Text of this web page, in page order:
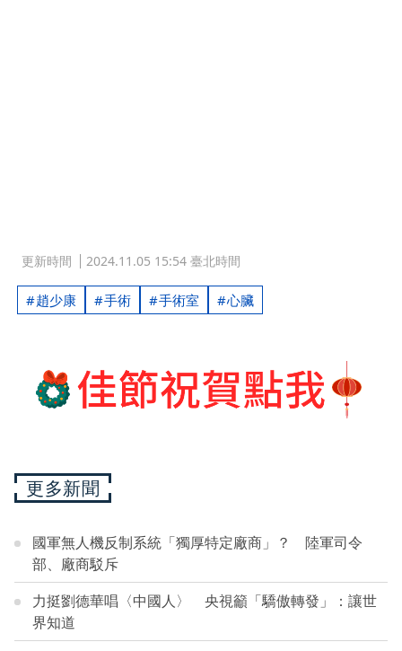
更新時間 2024.11.05 15:54 臺北時間
趙少康 手術 手術室 心臟
更多新聞
國軍無人機反制系統「獨厚特定廠商」？ 陸軍司令
部、廠商駁斥
力挺劉德華唱〈中國人〉 央視籲「驕傲轉發」：讓世
界知道